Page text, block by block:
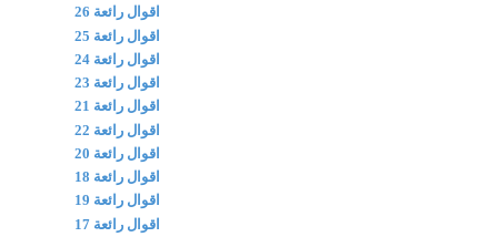
اقوال رائعة 26
اقوال رائعة 25
اقوال رائعة 24
اقوال رائعة 23
اقوال رائعة 21
اقوال رائعة 22
اقوال رائعة 20
اقوال رائعة 18
اقوال رائعة 19
اقوال رائعة 17